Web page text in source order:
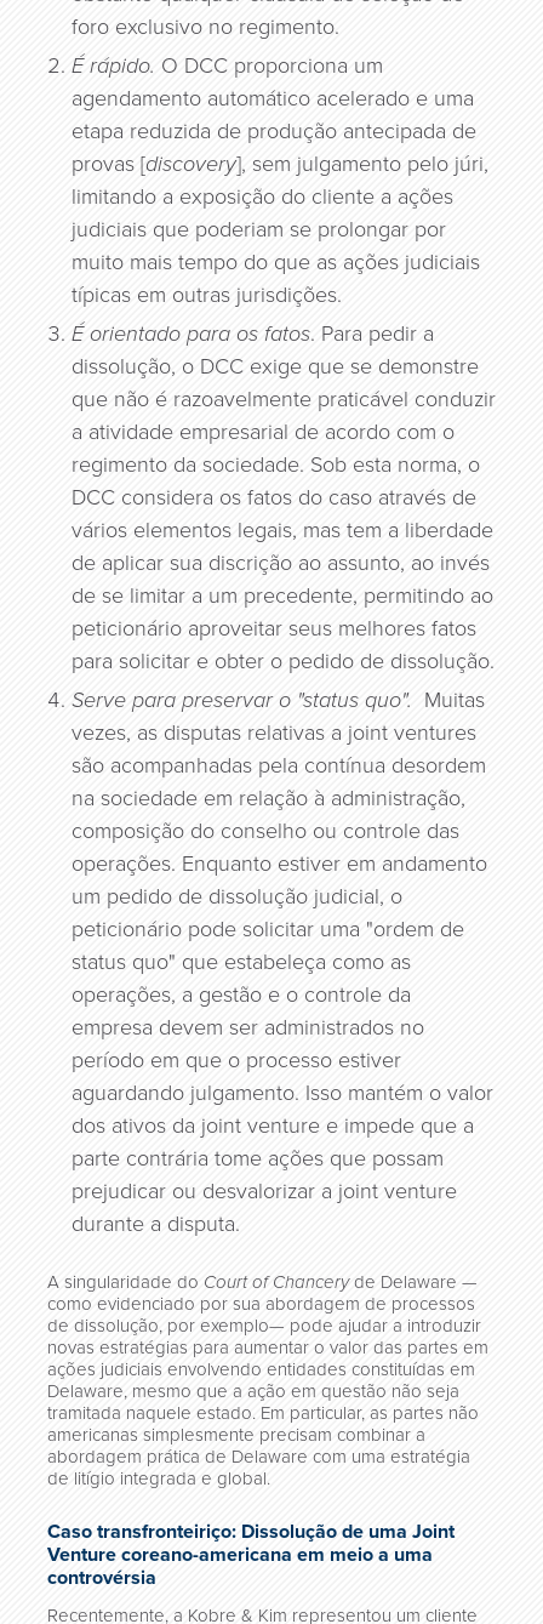
foro exclusivo no regimento.
É rápido. O DCC proporciona um
agendamento automático acelerado e uma
etapa reduzida de produção antecipada de
provas [discovery], sem julgamento pelo júri,
limitando a exposição do cliente a ações
judiciais que poderiam se prolongar por
muito mais tempo do que as ações judiciais
típicas em outras jurisdições.
É orientado para os fatos. Para pedir a
dissolução, o DCC exige que se demonstre
que não é razoavelmente praticável conduzir
a atividade empresarial de acordo com o
regimento da sociedade. Sob esta norma, o
DCC considera os fatos do caso através de
vários elementos legais, mas tem a liberdade
de aplicar sua discrição ao assunto, ao invés
de se limitar a um precedente, permitindo ao
peticionário aproveitar seus melhores fatos
para solicitar e obter o pedido de dissolução.
Serve para preservar o "status quo". Muitas
vezes, as disputas relativas a joint ventures
são acompanhadas pela contínua desordem
na sociedade em relação à administração,
composição do conselho ou controle das
operações. Enquanto estiver em andamento
um pedido de dissolução judicial, o
peticionário pode solicitar uma "ordem de
status quo" que estabeleça como as
operações, a gestão e o controle da
empresa devem ser administrados no
período em que o processo estiver
aguardando julgamento. Isso mantém o valor
dos ativos da joint venture e impede que a
parte contrária tome ações que possam
prejudicar ou desvalorizar a joint venture
durante a disputa.
A singularidade do Court of Chanceryde Delaware —
como evidenciado por sua abordagem de processos
de dissolução, por exemplo— pode ajudar a introduzir
novas estratégias para aumentar o valor das partes em
ações judiciais envolvendo entidades constituídas em
Delaware, mesmo que a ação em questão não seja
tramitada naquele estado. Em particular, as partes não
americanas simplesmente precisam combinar a
abordagem prática de Delaware com uma estratégia
de litígio integrada e global.
Caso transfronteiriço: Dissolução de uma Joint
Venture coreano-americana em meio a uma
controvérsia
Recentemente, a Kobre & Kim representou um cliente